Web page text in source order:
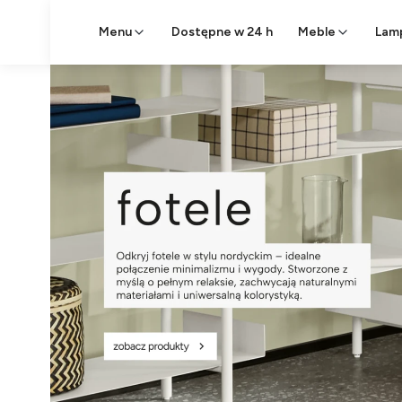
Menu Dostępne w 24 h Meble